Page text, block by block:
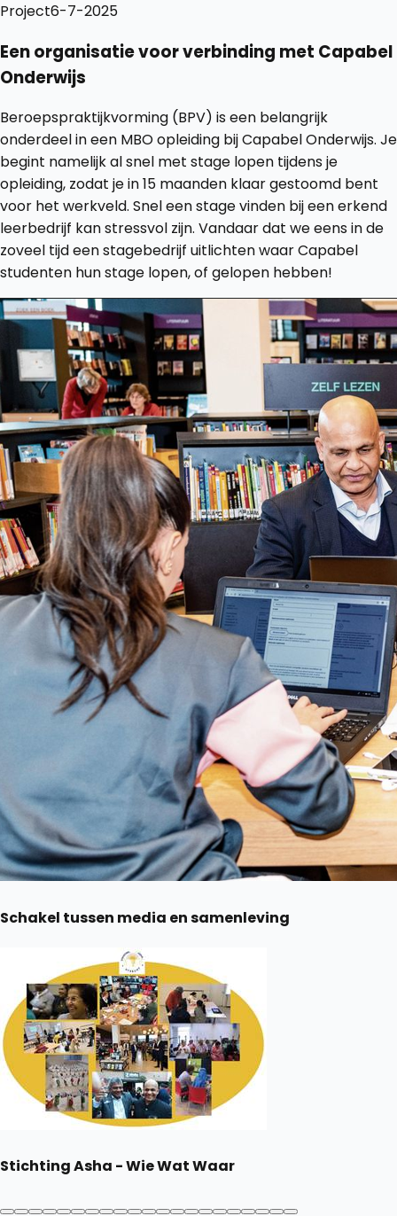
Project6-7-2025
Een organisatie voor verbinding met Capabel
Onderwijs
Beroepspraktijkvorming (BPV) is een belangrijk
onderdeel in een MBO opleiding bij Capabel Onderwijs. Je
begint namelijk al snel met stage lopen tijdens je
opleiding, zodat je in 15 maanden klaar gestoomd bent
voor het werkveld. Snel een stage vinden bij een erkend
leerbedrijf kan stressvol zijn. Vandaar dat we eens in de
zoveel tijd een stagebedrijf uitlichten waar Capabel
studenten hun stage lopen, of gelopen hebben!
Schakel tussen media en samenleving
Stichting Asha - Wie Wat Waar